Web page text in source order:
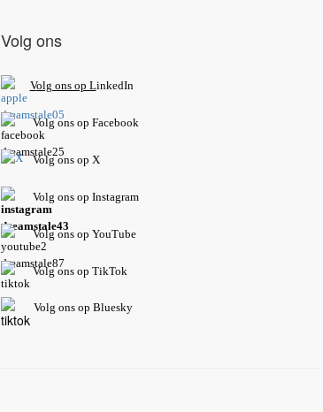
Volg ons
Volg ons op LinkedIn
Volg ons op Facebook
Volg ons op X
Volg ons op Instagram
Volgons op YouTube
Volg ons op TikTok
Volg ons op Bluesky